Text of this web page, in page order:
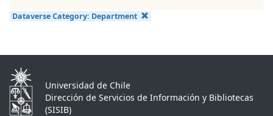
Dataverse Category: Department
Universidad de Chile
Dirección de Servicios de Información y Bibliotecas
(SISIB)